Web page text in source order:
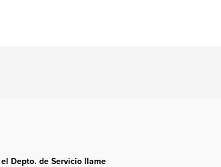
Depto. de Servicio llame